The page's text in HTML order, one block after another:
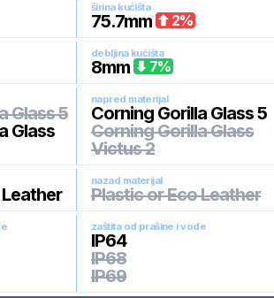
širina kućišta
75.7mm 2%
debljina kućišta
8mm 7%
Glass 5
Glass
napred materijal
Corning Gorilla Glass 5
Corning Gorilla Glass
Victus 2
nazad materijal
Plastic or Eco Leather
zaštita od prašine i vode
IP64
IP68
IP69